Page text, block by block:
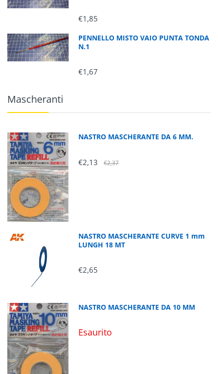
€1,85
PENNELLO MISTO VAIO PUNTA TONDA
N.1
€1,67
Mascheranti
NASTRO MASCHERANTE DA 6 MM.
€2,13 €2,37
NASTRO MASCHERANTE CURVE 1 mm
LUNGH 18 MT
€2,65
NASTRO MASCHERANTE DA 10 MM
Esaurito